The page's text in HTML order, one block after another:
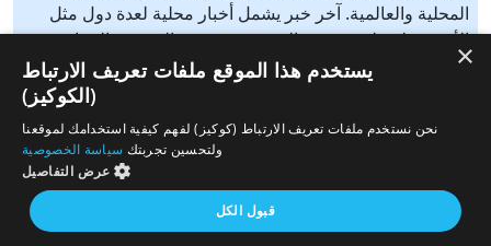
المحلية والعالمية. آخر خبر يشمل أخبار محلية لعدة دول مثل
الأردن، فلسطين، مصر، السعودية، تونس، المغرب، الجزائر،
عرب ٤٨، لبنان، العراق، اليمن وغيرها آخر خبر يتيح متابعة أخبار
من شتى المواضيع مثل: أخبار محلية، أخبار عالمية، رياضة،
إقتصاد، ثقافة، منوعات وغيرها تابع الأخبار المحلية والعالمية من
مختلف المواقع الإخبارية: الجزيرة، العربية، بي بي سي، سي ان
من نحن إتصل بنا سياسة الخصوصية
×
يستخدم هذا الموقع ملفات تعريف الارتباط
(الكوكيز)
نحن نستخدم ملفات تعريف الارتباط (كوكيز) لفهم كيفية استخدامك لموقعنا
ولتحسين تجربتك سياسة الخصوصية
عرض التفاصيل
قبول الكل